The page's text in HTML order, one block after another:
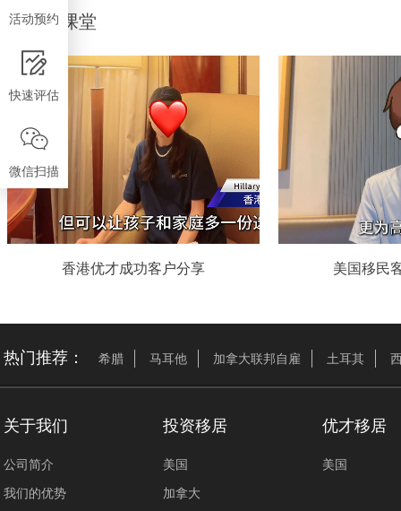
移民大课堂
香港优才成功客户分享 美国移民
热门推荐： 希腊 马耳他 加拿大联邦自雇 土耳其
关于我们
公司简介
我们的优势
投资移居
美国
加拿大
优才移居
美国
活动预约
快速评估
微信扫描